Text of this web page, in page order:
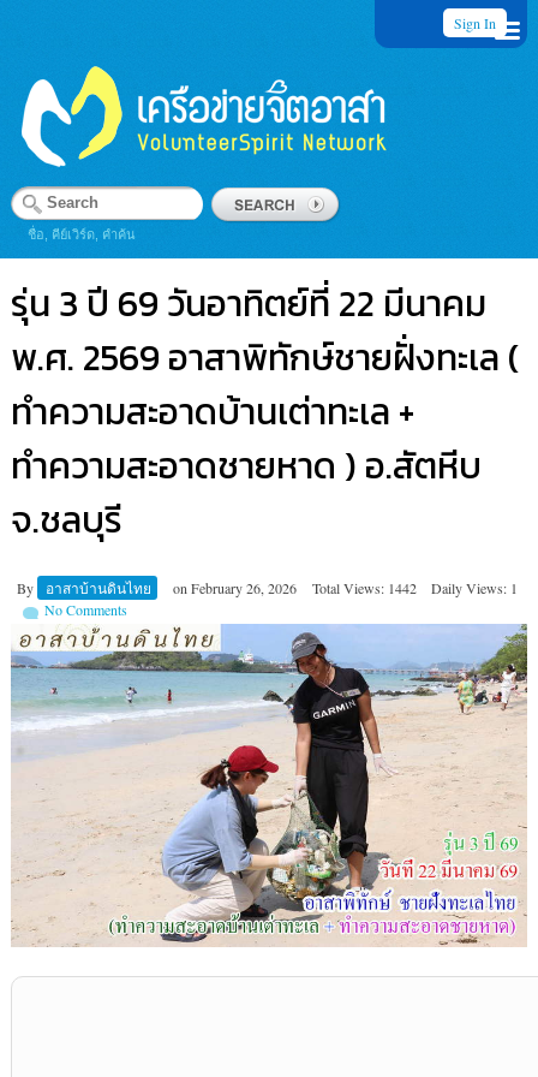
Sign In
ชื่อ, คีย์เวิร์ด, คำค้น
รุ่น 3 ปี 69 วันอาทิตย์ที่ 22 มีนาคม
พ.ศ. 2569 อาสาพิทักษ์ชายฝั่งทะเล (
ทำความสะอาดบ้านเต่าทะเล +
ทำความสะอาดชายหาด ) อ.สัตหีบ
จ.ชลบุรี
By อาสาบ้านดินไทย on February 26, 2026 Total Views: 1442
Daily Views: 1
No Comments